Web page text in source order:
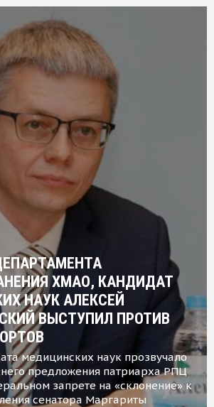
ХМАО, КАНДИДАТ
НАУК АЛЕКСЕЙ
ВЫСТУПИЛ ПРОТИВ
медицинских наук прозвучало
предложения патриарха РПЦ
запрете на «склонение» к
сенатора Маргариты